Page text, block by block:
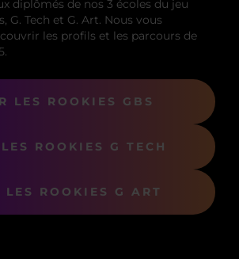
diplômés de nos 3 écoles du jeu
G. Tech et G. Art. Nous vous
les profils et les parcours de
LES ROOKIES GBS
ROOKIES G TECH
LES ROOKIES G ART